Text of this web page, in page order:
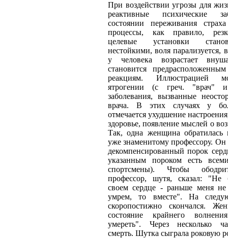
При воздействии угрозы для
реактивные психические
состоянии переживания
процессы, как правило,
целевые установки
нестойкими, воля парализуется, в
у человека возрастает
становится
реакциям. Иллюстрацией
ятрогении (с греч. "врач"
заболевания, вызванные
врача. В этих случаях у
отмечается ухудшение
здоровье, появление мыслей о
Так, одна женщина обратилась
уже знаменитому профессору. Он
декомпенсированный порок
указанным пороком есть
спортсмены). Чтобы
профессор, шутя, сказал: "Не
своем сердце - раньше меня
умрем, то вместе". На
скоропостижно скончался.
состояние крайнего
умереть". Через несколько
смерть. Шутка сыграла роковую